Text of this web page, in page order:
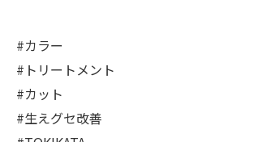
#カラー
#トリートメント
#カット
#生えグセ改善